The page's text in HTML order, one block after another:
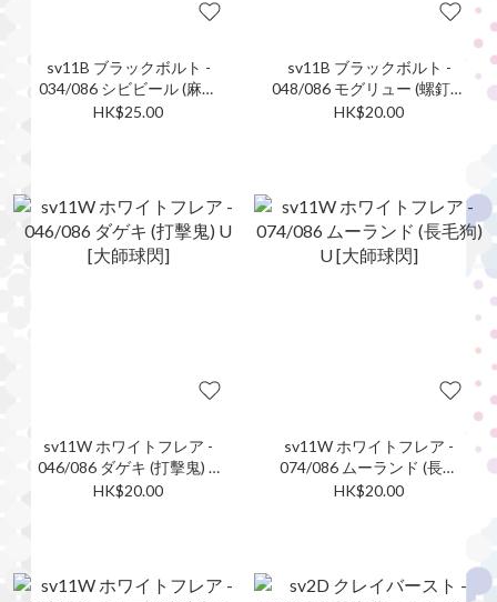
sv11B ブラックボルト -
034/086 シビビール (麻麻
鰻) U [大師球閃]
HK$25.00
sv11B ブラックボルト -
048/086 モグリュー (螺釘地
鼠) C [大師球閃]
HK$20.00
sv11W ホワイトフレア -
046/086 ダゲキ (打擊鬼) U
[大師球閃]
HK$20.00
sv11W ホワイトフレア -
074/086 ムーランド (長毛
狗) U [大師球閃]
HK$20.00